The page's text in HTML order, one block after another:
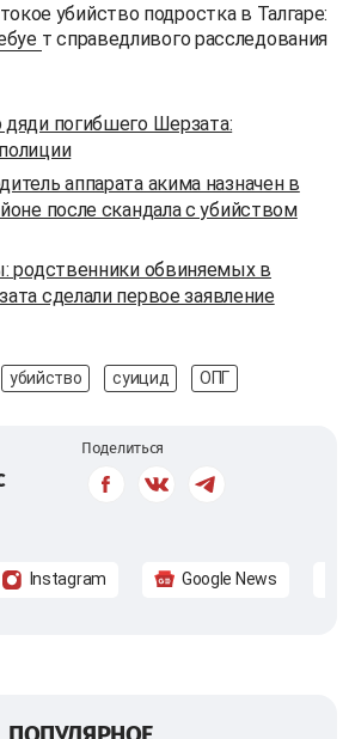
убийство подростка в Талгаре:
т справедливого расследования
погибшего Шерзата:
аппарата акима назначен в
после скандала с убийством
родственники обвиняемых в
сделали первое заявление
убийство суицид ОПГ
Поделиться
Instagram Google News